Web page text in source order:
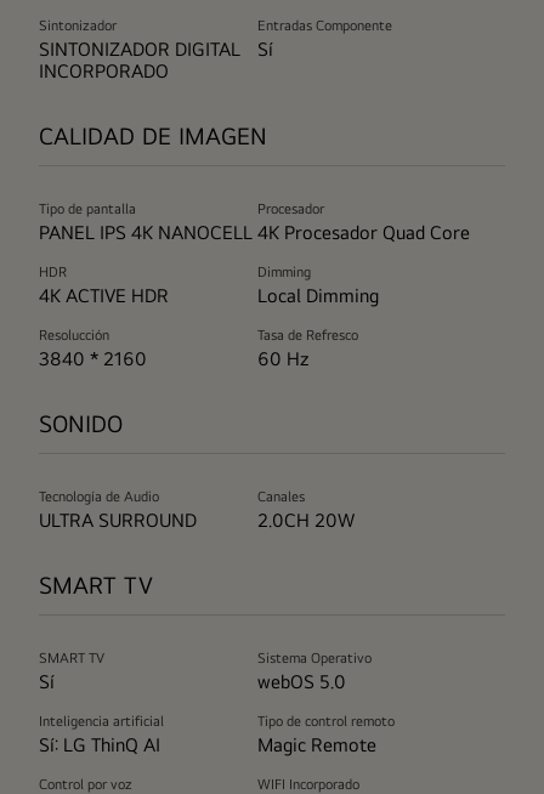
Sintonizador
SINTONIZADOR DIGITAL
INCORPORADO
Entradas Componente
Sí
CALIDAD DE IMAGEN
Tipo de pantalla
PANEL IPS 4K NANOCELL
Procesador
4K Procesador Quad Core
HDR
4K ACTIVE HDR
Dimming
Local Dimming
Resolucción
3840 * 2160
Tasa de Refresco
60 Hz
SONIDO
Tecnología de Audio
ULTRA SURROUND
Canales
2.0CH 20W
SMART TV
SMART TV
Sí
Sistema Operativo
webOS 5.0
Inteligencia artificial
Sí: LG ThinQ AI
Tipo de control remoto
Magic Remote
Control por voz WIFI Incorporado